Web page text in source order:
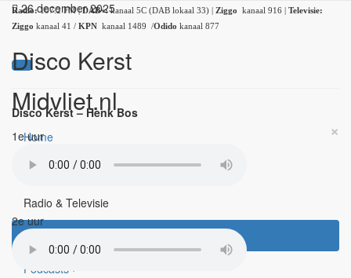
Radio:107.2 FM |DAB+:kanaal 5C (DAB lokaal 33) | Ziggo kanaal 916 | Televisie:
Ziggo kanaal 41 / KPN kanaal 1489 /Odido kanaal 877
Midvliet.nl
×
Home
Nieuws
Radio & Televisie
Uitzending gemist
Podcasts
26 december 2025
Disco Kerst
Disco Kerst – Henk Bos
1e uur
2e uur